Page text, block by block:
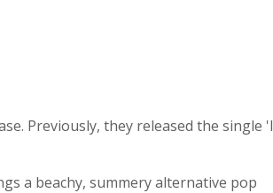
Previously, they released the single 'I
a beachy, summery alternative pop